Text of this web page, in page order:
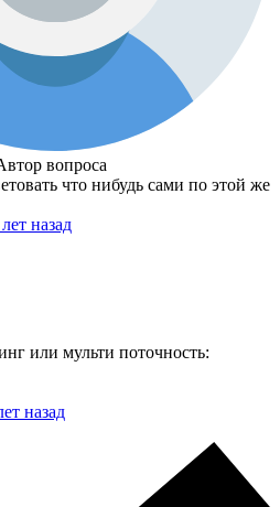
вопроса
что нибудь сами по этой же
назад
или мульти поточность:
назад